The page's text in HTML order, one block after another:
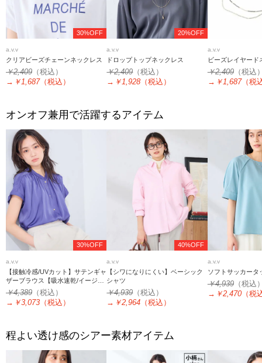
30%OFF
a.v.v
クリアビーズチェーンネックレス
￥2,409 （税込）
→ ￥1,687（税込）
20%OFF
a.v.v
ドロップトップネックレス
￥2,409（税込）
→ ￥1,928 （税込）
a.v.v
ビーズレイヤード
￥2,409（税込
→ ￥1,687（税
オンオフ兼用で活躍するアイテム
30%OFF
a.v.v
【接触冷感/UVカット】サテンギャ
ザーブラウス【吸水速乾/イージー
ケア】
￥4,389 （税込）
→ ￥3,073 （税込）
40%OFF
a.v.v
【シワになりにくい】ベーシック
シャツ
￥4,939（税込）
→ ￥2,964 （税込）
a.v.v
ソフトサッカータ
￥4,939（税込
→ ￥2,470（税
程よい透け感のシアー素材アイテム